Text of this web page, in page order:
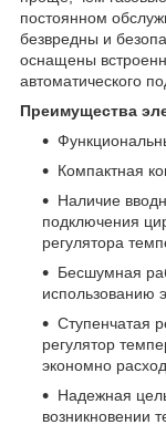
постоянном
безвредны и
оснащены
автоматического
Преимущества
Компактная
Наличие
подключения
регулятора
Бесшумная
использованию
Ступенчатая
регулятор
экономно
Надежная
возникновении